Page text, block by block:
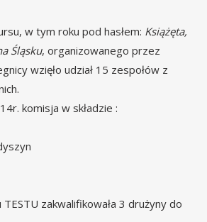
w tym roku pod hasłem: Książęta,
Śląsku, organizowanego przez
wzięło udział 15 zespołów z
komisja w składzie :
zakwalifikowała 3 drużyny do